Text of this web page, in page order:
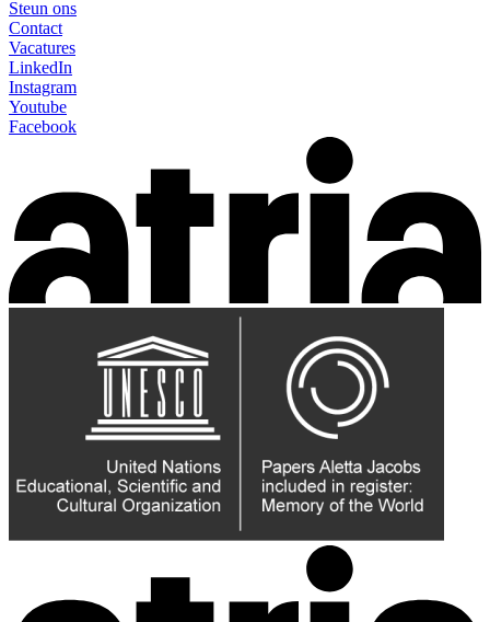
Steun ons
Contact
Vacatures
LinkedIn
Instagram
Youtube
Facebook